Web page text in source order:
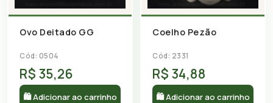
Ovo Deitado GG
Cód: 0504
R$ 35,26
🛍 Adicionar ao carrinho
Coelho Pezão
Cód: 2331
R$ 34,88
🛍 Adicionar ao carrinho